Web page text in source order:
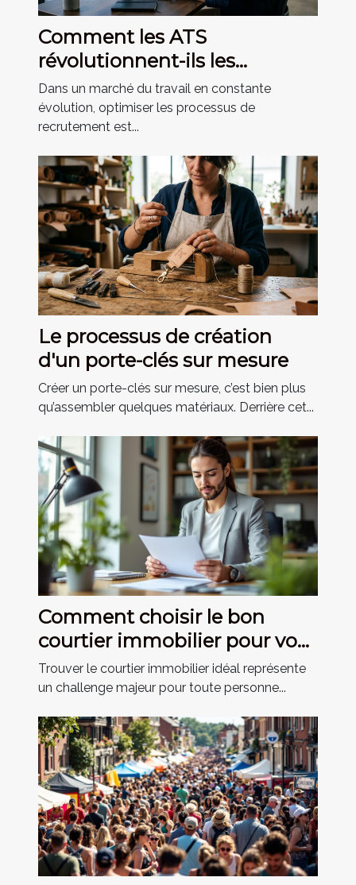
Comment les ATS
révolutionnent-ils les
stratégies de recrutement ?
Dans un marché du travail en constante
évolution, optimiser les processus de
recrutement est...
Le processus de création
d'un porte-clés sur mesure
Créer un porte-clés sur mesure, c’est bien plus
qu’assembler quelques matériaux. Derrière cet...
Comment choisir le bon
courtier immobilier pour vos
besoins ?
Trouver le courtier immobilier idéal représente
un challenge majeur pour toute personne...